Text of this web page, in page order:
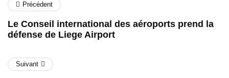
Précédent
Le Conseil international des aéroports prend la
défense de Liege Airport
Suivant